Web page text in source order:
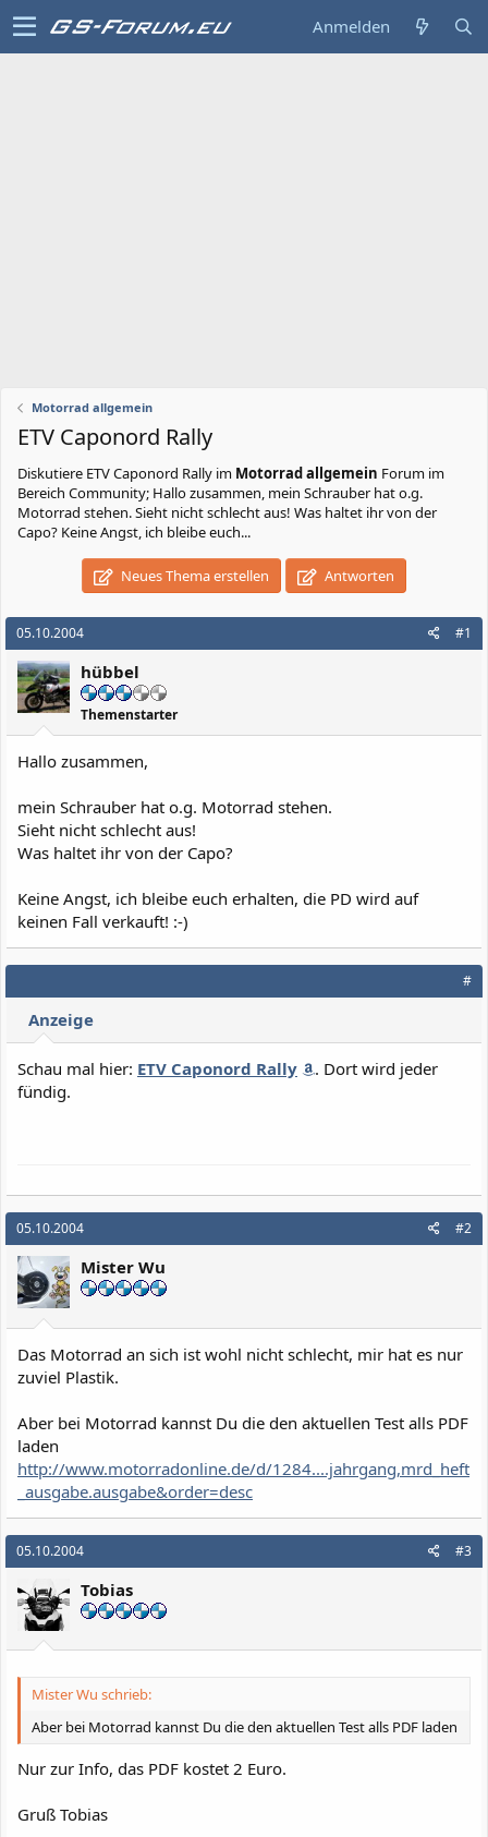
Anmelden
Motorrad allgemein
ETV Caponord Rally
Diskutiere ETV Caponord Rally im Motorrad allgemein Forum im
Bereich Community; Hallo zusammen, mein Schrauber hat o.g.
Motorrad stehen. Sieht nicht schlecht aus! Was haltet ihr von der
Capo? Keine Angst, ich bleibe euch...
Neues Thema erstellen Antworten
05.10.2004 #1
hübbel
Themenstarter
Hallo zusammen,
mein Schrauber hat o.g. Motorrad stehen.
Sieht nicht schlecht aus!
Was haltet ihr von der Capo?
Keine Angst, ich bleibe euch erhalten, die PD wird auf
keinen Fall verkauft! :-)
#
Anzeige
Schau mal hier: ETV Caponord Rally
. Dort wird jeder
fündig.
05.10.2004 #2
Mister Wu
Das Motorrad an sich ist wohl nicht schlecht, mir hat es nur
zuviel Plastik.
Aber bei Motorrad kannst Du die den aktuellen Test alls PDF
laden
http://www.motorradonline.de/d/1284....jahrgang,mrd_heft
_ausgabe.ausgabe&order=desc
05.10.2004 #3
Tobias
Mister Wu schrieb:
Aber bei Motorrad kannst Du die den aktuellen Test alls PDF laden
Nur zur Info, das PDF kostet 2 Euro.
Gruß Tobias